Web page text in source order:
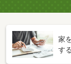
家
す